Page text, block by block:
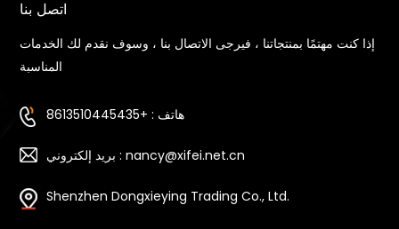
اتصل بنا
إذا كنت مهتمًا بمنتجاتنا ، فيرجى الاتصال بنا ، وسوف نقدم لك الخدمات
المناسبة
هاتف : +8613510445435
بريد إلكتروني : nancy@xifei.net.cn
Shenzhen Dongxieying Trading Co., Ltd.